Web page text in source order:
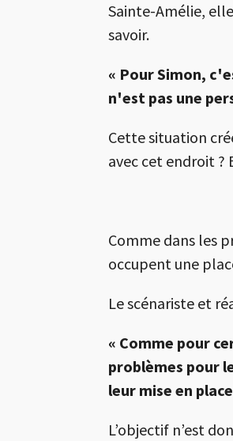
Sainte-Amélie,
savoir.
« Pour Simon,
n'est pas une
Cette situation
avec cet endroit ?
Comme dans les
occupent une
Le scénariste et
« Comme pour
problèmes pour
leur mise en
L’objectif n’est